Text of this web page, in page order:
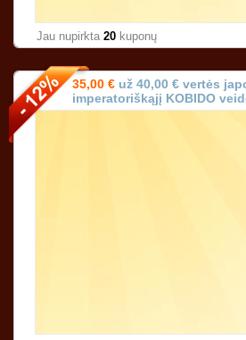
Jau nupirkta 20 kuponų
35,00 € už 40,00 € vertės
imperatoriškąjį KOBIDO
min.) Vilniuje!